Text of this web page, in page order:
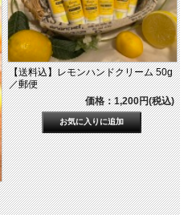
【送料込】レモンハンドクリーム 50g
／郵便
価格：1,200円(税込)